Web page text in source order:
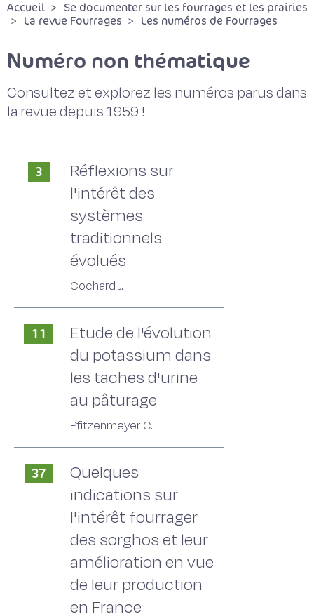
Accueil
Se documenter sur les fourrages et les prairies
La revue Fourrages
Les numéros de Fourrages
Numéro non thématique
Consultez et explorez les numéros parus dans
la revue depuis 1959 !
3
Réflexions sur
l'intérêt des
systèmes
traditionnels
évolués
Cochard J.
11
Etude de l'évolution
du potassium dans
les taches d'urine
au pâturage
Pfitzenmeyer C.
37
Quelques
indications sur
l'intérêt fourrager
des sorghos et leur
amélioration en vue
de leur production
en France